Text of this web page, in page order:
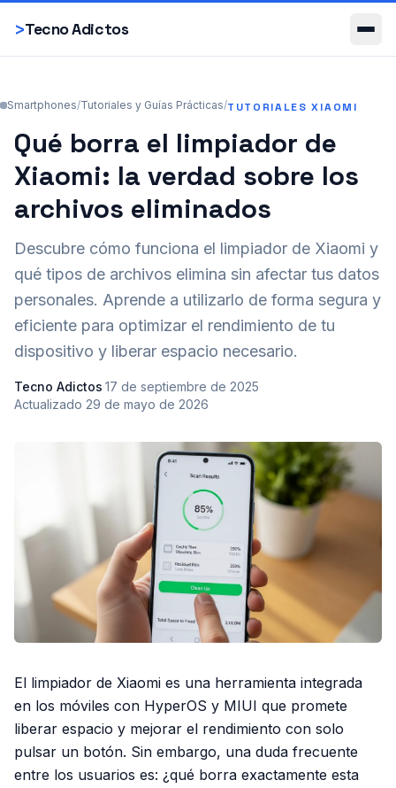
>Tecno Adictos
Smartphones
Smartphones/Tutoriales y Guías Prácticas/TUTORIALES XIAOMI
Qué borra el limpiador de
Xiaomi: la verdad sobre los
archivos eliminados
Descubre cómo funciona el limpiador de Xiaomi y
qué tipos de archivos elimina sin afectar tus datos
personales. Aprende a utilizarlo de forma segura y
eficiente para optimizar el rendimiento de tu
dispositivo y liberar espacio necesario.
Tecno Adictos·17 de septiembre de 2025·
Actualizado 29 de mayo de 2026
El limpiador de Xiaomi es una herramienta integrada
en los móviles con HyperOS y MIUI que promete
liberar espacio y mejorar el rendimiento con solo
pulsar un botón. Sin embargo, una duda frecuente
entre los usuarios es: ¿qué borra exactamente esta